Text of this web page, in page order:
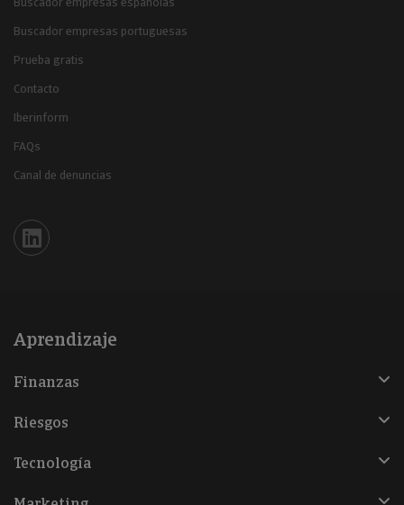
Buscador empresas portuguesas
Prueba gratis
Contacto
Iberinform
FAQs
Canal de denuncias
Iberinform en Linkedin
Aprendizaje
Finanzas
Riesgos
Tecnología